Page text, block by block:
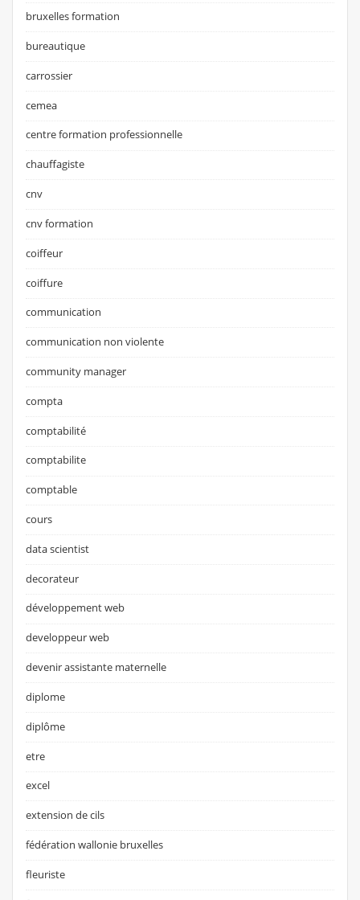
bruxelles formation
bureautique
carrossier
cemea
centre formation professionnelle
chauffagiste
cnv
cnv formation
coiffeur
coiffure
communication
communication non violente
community manager
compta
comptabilité
comptabilite
comptable
cours
data scientist
decorateur
développement web
developpeur web
devenir assistante maternelle
diplome
diplôme
etre
excel
extension de cils
fédération wallonie bruxelles
fleuriste